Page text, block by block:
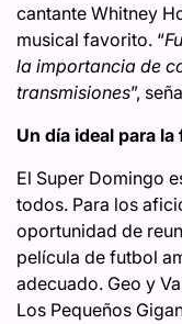
cantante Whitney
musical favorito. “
la importancia de
transmisiones”,
Un día ideal para la
El Super Domingo
todos. Para los
oportunidad de
película de futbol
adecuado. Geo y
Los Pequeños